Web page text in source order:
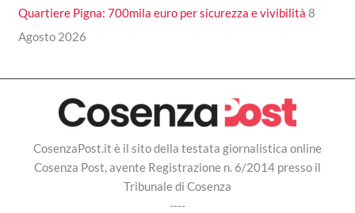
Quartiere Pigna: 700mila euro per sicurezza e vivibilità 8
Agosto 2026
CosenzaPost.it è il sito della testata giornalistica online
Cosenza Post, avente Registrazione n. 6/2014 presso il
Tribunale di Cosenza
----